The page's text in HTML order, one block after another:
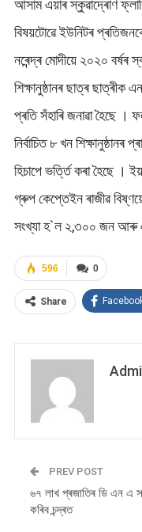
আসাম এয়াৰ স্কুৱাদ্ৰোণ
বিষয়টোৱে ইউনিটৰ
নৰেন্দ্ৰ মোদীয়ে ২০২০ বৰ্ষৰ
শিক্ষানুষ্ঠানৰ ছাত্ৰ ছাত্ৰীক
প্ৰতি সঁহাৰি জনাৱা হৈছে ।
নিৰ্বাচিত ৮ খন
হিচাপে ভৰ্ত্তি কৰা হৈছে
গ্ৰুপ কেপ্তেইন ৰাজীৱ
সংখ্যা হ`ল ২,৩০০ জন আৰু এন
0
596
Share
PREV POST
৬৭ লাখ প্ৰজাতিৰ ডি এন এ
কৰিব চন্দ্ৰত